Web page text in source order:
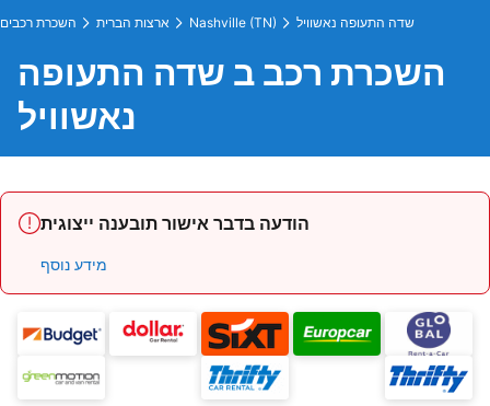
השכרת רכבים ארצות הברית Nashville (TN) שדה התעופה נאשוויל
השכרת רכב ב שדה התעופה
נאשוויל
הודעה בדבר אישור תובענה ייצוגית
מידע נוסף